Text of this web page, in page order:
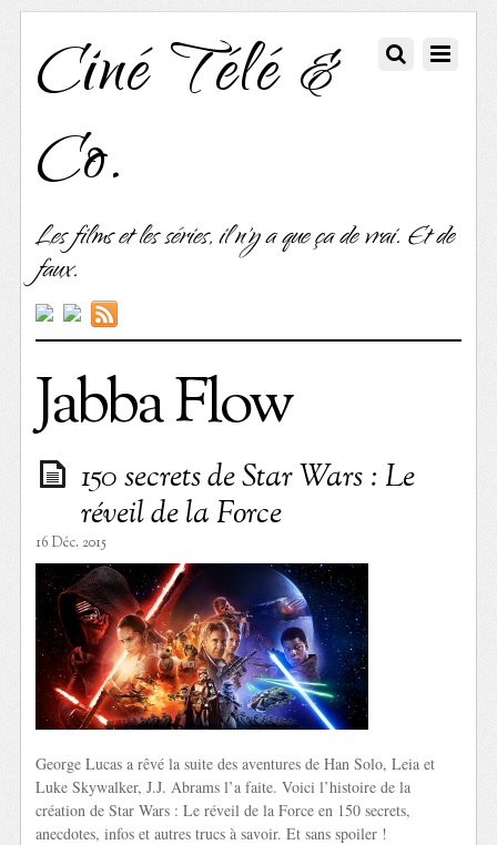
Ciné Télé &
Co.
Les films et les séries, il n'y a que ça de vrai. Et de
faux.
Jabba Flow
150 secrets de Star Wars : Le
réveil de la Force
16 Déc. 2015
George Lucas a rêvé la suite des aventures de Han Solo, Leia et
Luke Skywalker, J.J. Abrams l’a faite. Voici l’histoire de la
création de Star Wars : Le réveil de la Force en 150 secrets,
anecdotes, infos et autres trucs à savoir. Et sans spoiler !